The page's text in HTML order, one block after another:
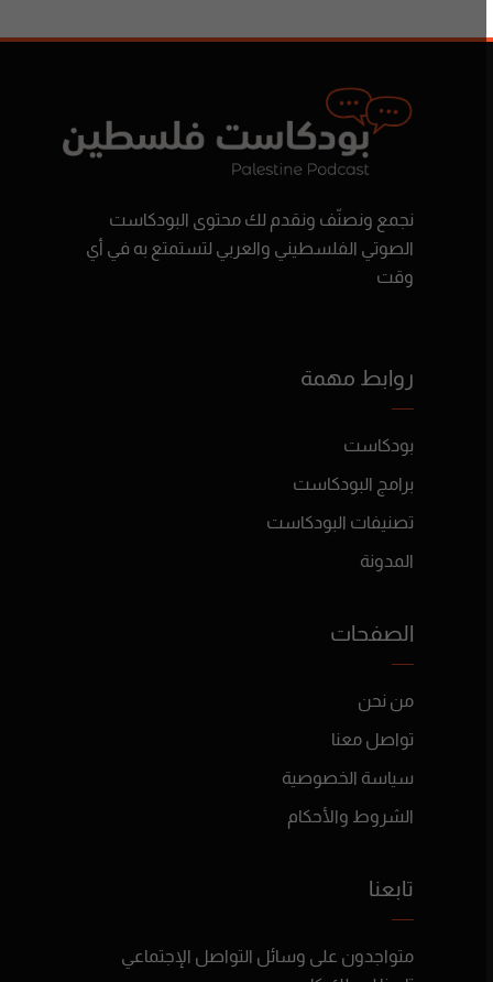
نجمع ونصنّف ونقدم لك محتوى البودكاست
الصوتي الفلسطيني والعربي لتستمتع به في أي
وقت
روابط مهمة
بودكاست
برامج البودكاست
تصنيفات البودكاست
المدونة
الصفحات
من نحن
تواصل معنا
سياسة الخصوصية
الشروط والأحكام
تابعنا
متواجدون على وسائل التواصل الإجتماعي